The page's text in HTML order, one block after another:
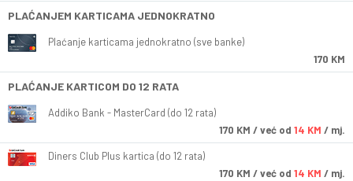
PLAĆANJEM KARTICAMA JEDNOKRATNO
Plaćanje karticama jednokratno (sve banke)
170 KM
PLAĆANJE KARTICOM DO 12 RATA
Addiko Bank - MasterCard (do 12 rata)
170 KM / već od 14 KM / mj.
Diners Club Plus kartica (do 12 rata)
170 KM / već od 14 KM / mj.